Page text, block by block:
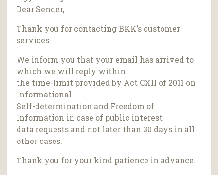
Dear Sender,
Thank you for contacting BKK’s customer
services.
We inform you that your email has arrived to
which we will reply within
the time-limit provided by Act CXII of 2011 on
Informational
Self-determination and Freedom of
Information in case of public interest
data requests and not later than 30 days in all
other cases.
Thank you for your kind patience in advance.